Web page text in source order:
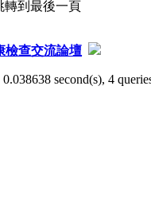
轉到最後一頁
檢查交流論壇
0.038638 second(s), 4